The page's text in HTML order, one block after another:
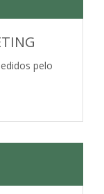
pelo